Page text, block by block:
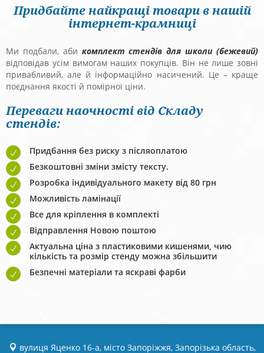
Придбайте найкращі товари в нашій
інтернет-крамниці
Ми подбали, аби комплект стендів для школи (бежевий)
відповідав усім вимогам наших покупців. Він не лише зовні
привабливий, але й інформаційно насичений. Це – краще
поєднання якості й помірної ціни.
Переваги наочності від Складу
стендів:
Придбання без риску з післяоплатою
Безкоштовні зміни змісту тексту.
Розробка індивідуального макету від 80 грн
Можливість ламінації
Все для кріплення в комплекті
Відправлення Новою поштою
Актуальна ціна з пластиковими кишенями, чию
кількість та розмір стенду можна збільшити
Безпечні матеріали та яскраві фарби
вулиця Яценко 16-а, місто Запоріжжя, Запорізька область,